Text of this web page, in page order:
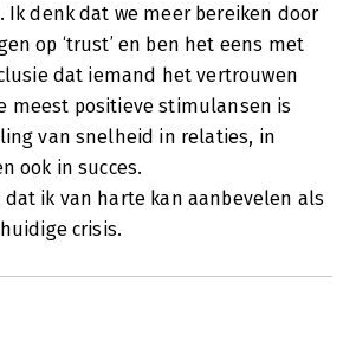
denk dat we meer bereiken door
op ‘trust’ en ben het eens met
dat iemand het vertrouwen
meest positieve stimulansen is
van snelheid in relaties, in
ook in succes.
dat ik van harte kan aanbevelen als
crisis.